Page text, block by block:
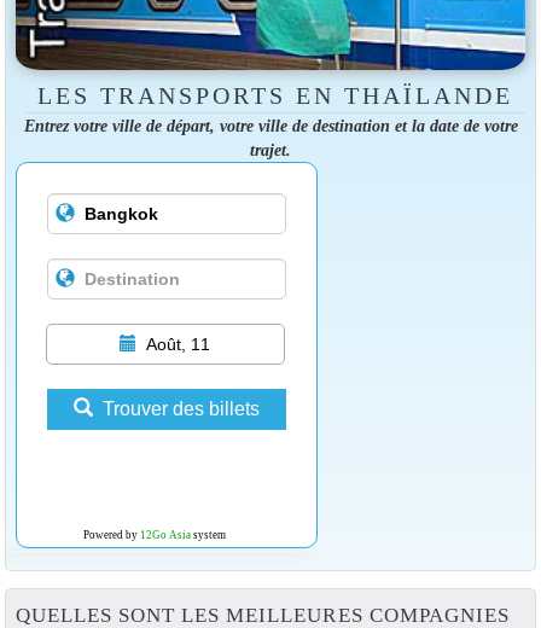
LES TRANSPORTS EN THAÏLANDE
Entrez votre ville de départ, votre ville de destination et la date de votre
trajet.
Août, 11
Trouver des billets
Powered by 12Go Asiasystem
QUELLES SONT LES MEILLEURES COMPAGNIES